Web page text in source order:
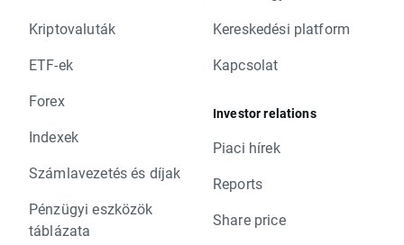
Kriptovaluták
ETF-ek
Forex
Indexek
Számlavezetés és díjak
Pénzügyi eszközök
táblázata
Kereskedési platform
Kapcsolat
Investor relations
Piaci hírek
Reports
Share price